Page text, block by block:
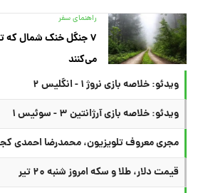
راهنمای سفر
۷ جنگل خنک شمال که
می‌کنند
ویدئو: خلاصه بازی نروژ ۱ - انگلیس ۲
ویدئو: خلاصه بازی آرژانتین ۳ - سوئیس ۱
مجری معروف تلویزیون، محمدرضا احمدی
قیمت دلار، طلا و سکه امروز شنبه ۲۰ تیر